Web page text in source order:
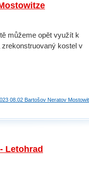
můžeme opět využít k
kostel v
08.02 Bartošov Neratov
Letohrad